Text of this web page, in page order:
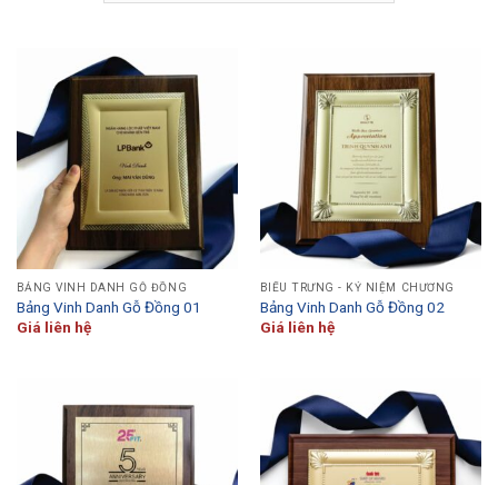
BẢNG VINH DANH GỖ ĐỒNG
Bảng Vinh Danh Gỗ Đồng 01
Giá liên hệ
BIỂU TRƯNG - KỶ NIỆM CHƯƠNG
Bảng Vinh Danh Gỗ Đồng 02
Giá liên hệ